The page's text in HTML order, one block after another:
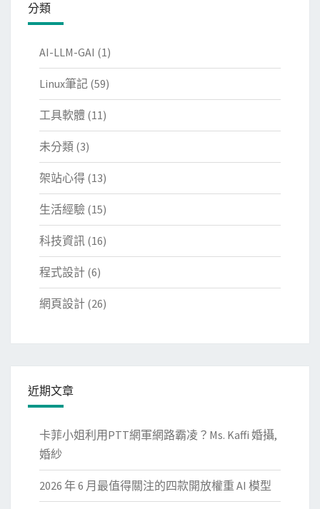
分類
AI-LLM-GAI (1)
Linux筆記 (59)
工具軟體 (11)
未分類 (3)
架站心得 (13)
生活經驗 (15)
科技資訊 (16)
程式設計 (6)
網頁設計 (26)
近期文章
卡菲小姐利用PTT網軍網路霸凌？Ms. Kaffi 婚攝,
婚紗
2026 年 6 月最值得關注的四款開放權重 AI 模型